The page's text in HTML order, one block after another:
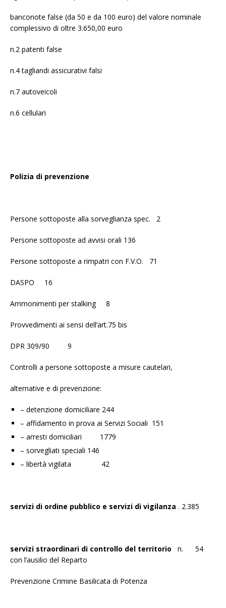
banconote false (da 50 e da 100 euro) del valore nominale
complessivo di oltre 3.650,00 euro
n.2 patenti false
n.4 tagliandi assicurativi falsi
n.7 autoveicoli
n.6 cellulari
Polizia di prevenzione
Persone sottoposte alla sorveglianza spec. 2
Persone sottoposte ad avvisi orali 136
Persone sottoposte a rimpatri con F.V.O. 71
DASPO 16
Ammonimenti per stalking 8
Provvedimenti ai sensi dell’art.75 bis
DPR 309/90 9
Controlli a persone sottoposte a misure cautelari,
alternative e di prevenzione:
– detenzione domiciliare 244
– affidamento in prova ai Servizi Sociali 151
– arresti domiciliari 1779
– sorvegliati speciali 146
– libertà vigilata 42
servizi di ordine pubblico e servizi di vigilanza . 2.385
servizi straordinari di controllo del territorio n. 54
con l’ausilio del Reparto
Prevenzione Crimine Basilicata di Potenza